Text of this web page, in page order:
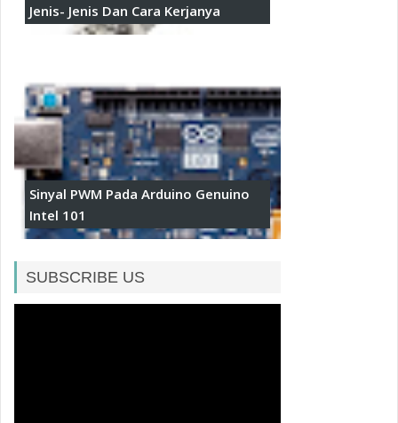
Jenis- Jenis Dan Cara Kerjanya
Sinyal PWM Pada Arduino Genuino
Intel 101
SUBSCRIBE US